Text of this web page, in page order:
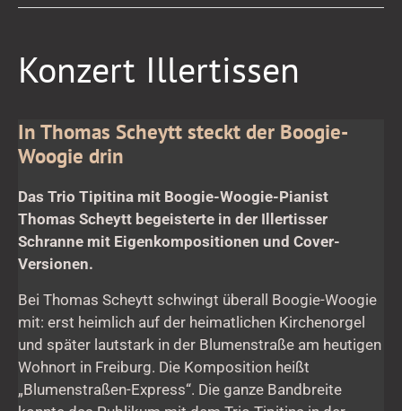
Konzert Illertissen
In Thomas Scheytt steckt der Boogie-
Woogie drin
Das Trio Tipitina mit Boogie-Woogie-Pianist
Thomas Scheytt begeisterte in der Illertisser
Schranne mit Eigenkompositionen und Cover-
Versionen.
Bei Thomas Scheytt schwingt überall Boogie-Woogie
mit: erst heimlich auf der heimatlichen Kirchenorgel
und später lautstark in der Blumenstraße am heutigen
Wohnort in Freiburg. Die Komposition heißt
„Blumenstraßen-Express“. Die ganze Bandbreite
Konzert
Illertissen